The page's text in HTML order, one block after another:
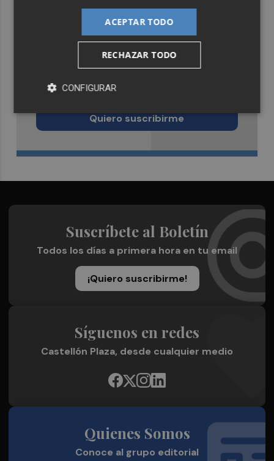
Castellón Plaza en tu correo
Quiero suscribirme
Suscríbete al Boletín
Todos los días a primera hora en tu email
¡Quiero suscribirme!
Síguenos en redes
Castellón Plaza, desde cualquier medio
Quienes Somos
Conoce al grupo editorial
ACEPTAR TODO
RECHAZAR TODO
CONFIGURAR